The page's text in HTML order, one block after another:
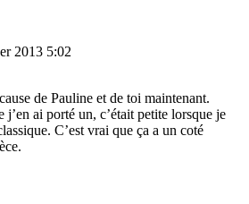
2013 5:02
de Pauline et de toi maintenant.
j’en ai porté un, c’était petite lorsque je
C’est vrai que ça a un coté